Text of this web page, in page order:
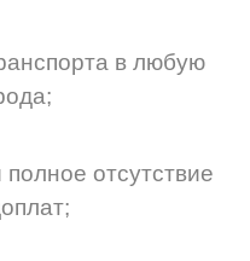
в любую
отсутствие